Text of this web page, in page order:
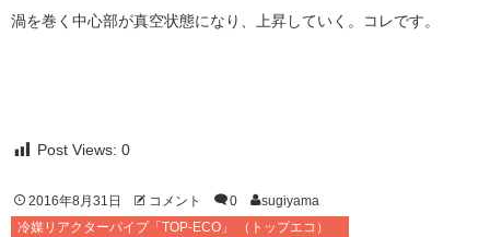
渦を巻く中心部が真空状態になり、上昇していく。コレです。
Post Views: 0
2016年8月31日 コメント 0
sugiyama
冷媒リアクターパイプ「TOP-ECO」 （トップエコ）